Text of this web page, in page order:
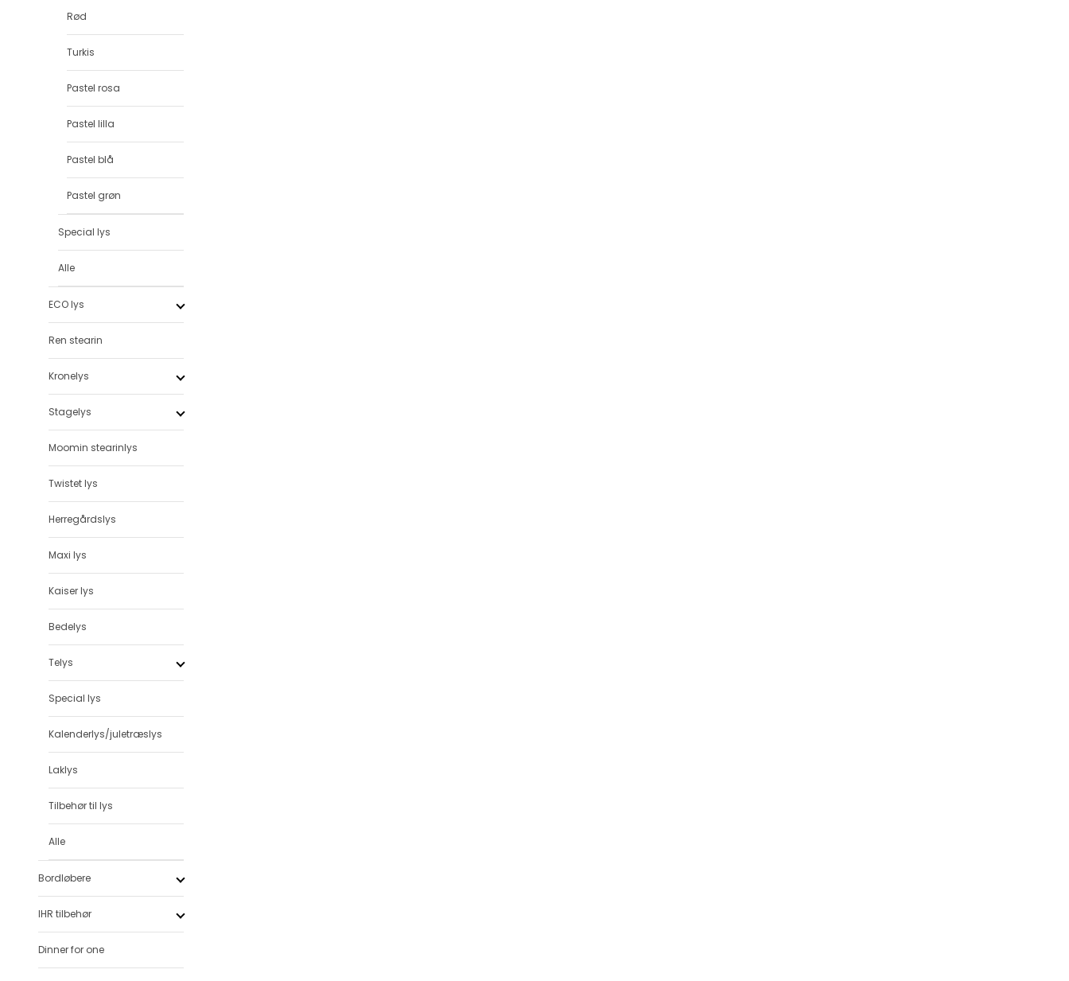
Rød
Turkis
Pastel rosa
Pastel lilla
Pastel blå
Pastel grøn
Special lys
Alle
ECO lys
Ren stearin
Kronelys
Stagelys
Moomin stearinlys
Twistet lys
Herregårdslys
Maxi lys
Kaiser lys
Bedelys
Telys
Special lys
Kalenderlys/juletræslys
Laklys
Tilbehør til lys
Alle
Bordløbere
IHR tilbehør
Dinner for one